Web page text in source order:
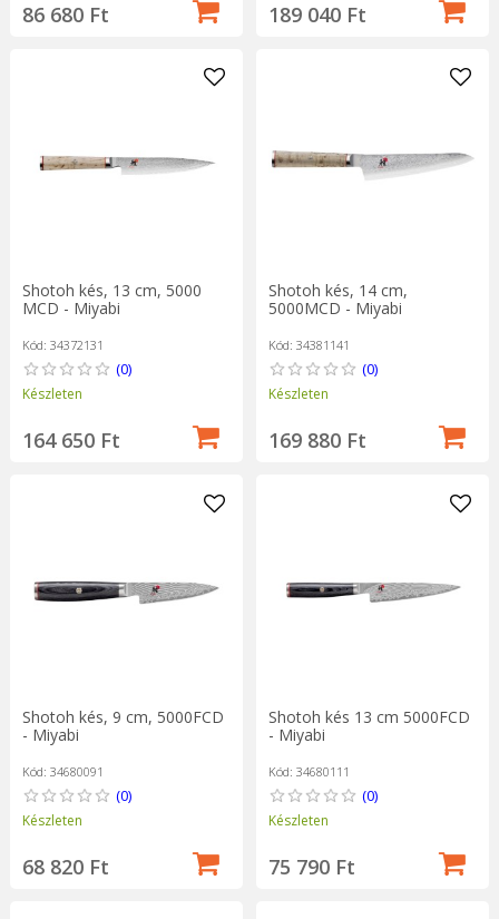
86 680 Ft 189 040 Ft
Shotoh kés, 13 cm, 5000
MCD - Miyabi
Kód: 34372131
(0)
Készleten
164 650 Ft
Shotoh kés, 14 cm,
5000MCD - Miyabi
Kód: 34381141
(0)
Készleten
169 880 Ft
Shotoh kés, 9 cm, 5000FCD
- Miyabi
Kód: 34680091
(0)
Készleten
68 820 Ft
Shotoh kés 13 cm 5000FCD
- Miyabi
Kód: 34680111
(0)
Készleten
75 790 Ft